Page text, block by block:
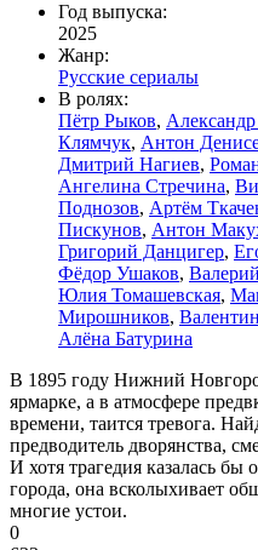
Год выпуска:
2025
Жанр:
Русские сериалы
В ролях:
Пётр Рыков,
Клямчук, Антон
Дмитрий Нагиев,
Ангелина Стречина,
Поднозов, Артём
Пискунов, Антон
Григорий Данцигер,
Фёдор Ушаков,
Юлия Томашевская,
Мирошников,
Алёна Батурина
В 1895 году Нижний
ярмарке, а в атмосфере
времени, таится тревога.
предводитель дворянства,
И хотя трагедия казалась
города, она всколыхивает
многие устои.
0